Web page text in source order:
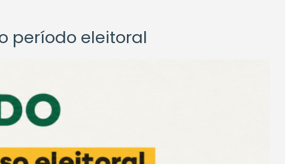
período eleitoral